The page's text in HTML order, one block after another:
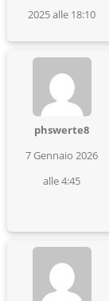
2025 alle 18:10
phswerte8
7 Gennaio 2026
alle 4:45